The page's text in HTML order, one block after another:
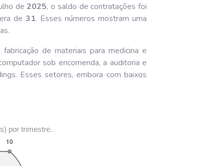
de2025, o saldo de contratações foi
de 31. Esses números mostram uma
de materiais para medicina e
sob encomenda, a auditoria e
Esses setores, embora com baixos
por trimestre.